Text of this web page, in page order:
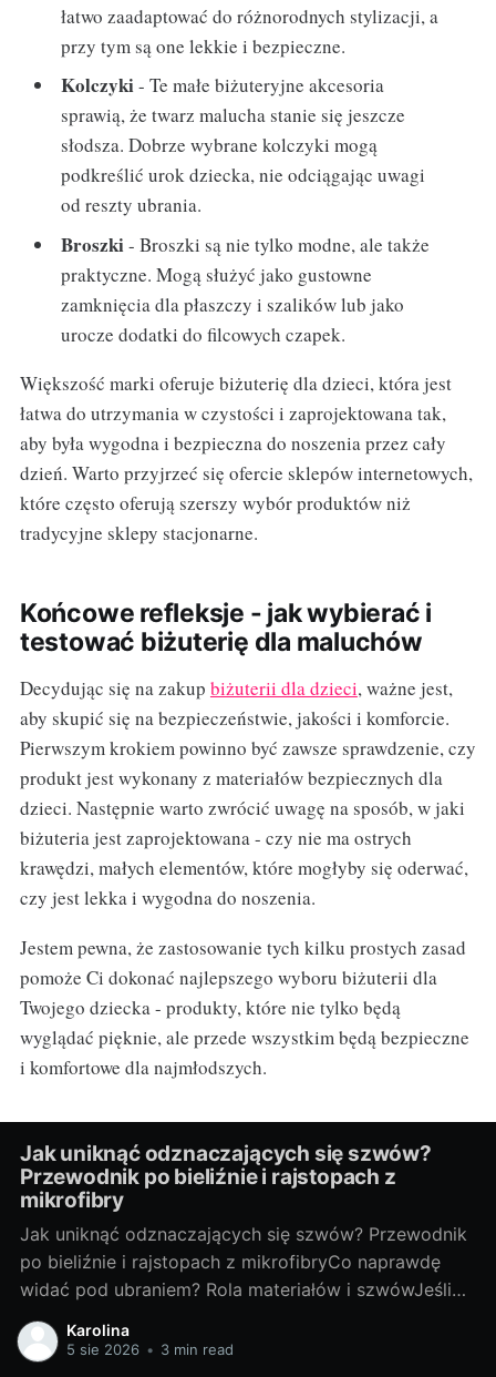
łatwo zaadaptować do różnorodnych stylizacji, a
przy tym są one lekkie i bezpieczne.
Kolczyki- Te małe biżuteryjne akcesoria
sprawią, że twarz malucha stanie się jeszcze
słodsza. Dobrze wybrane kolczyki mogą
podkreślić urok dziecka, nie odciągając uwagi
od reszty ubrania.
Broszki- Broszki są nie tylko modne, ale także
praktyczne. Mogą służyć jako gustowne
zamknięcia dla płaszczy i szalików lub jako
urocze dodatki do filcowych czapek.
Większość marki oferuje biżuterię dla dzieci, która jest
łatwa do utrzymania w czystości i zaprojektowana tak,
aby była wygodna i bezpieczna do noszenia przez cały
dzień. Warto przyjrzeć się ofercie sklepów internetowych,
które często oferują szerszy wybór produktów niż
tradycyjne sklepy stacjonarne.
Końcowe refleksje - jak wybierać i
testować biżuterię dla maluchów
Decydując się na zakup biżuterii dla dzieci, ważne jest,
aby skupić się na bezpieczeństwie, jakości i komforcie.
Pierwszym krokiem powinno być zawsze sprawdzenie, czy
produkt jest wykonany z materiałów bezpiecznych dla
dzieci. Następnie warto zwrócić uwagę na sposób, w jaki
biżuteria jest zaprojektowana - czy nie ma ostrych
krawędzi, małych elementów, które mogłyby się oderwać,
czy jest lekka i wygodna do noszenia.
Jestem pewna, że zastosowanie tych kilku prostych zasad
pomoże Ci dokonać najlepszego wyboru biżuterii dla
Twojego dziecka - produkty, które nie tylko będą
wyglądać pięknie, ale przede wszystkim będą bezpieczne
i komfortowe dla najmłodszych.
Jak uniknąć odznaczających się szwów?
Przewodnik po bieliźnie i rajstopach z
mikrofibry
Jak uniknąć odznaczających się szwów? Przewodnik
po bieliźnie i rajstopach z mikrofibryCo naprawdę
widać pod ubraniem? Rola materiałów i szwówJeśli
coś „odcina” się pod sukienką, winny rzadko jest
tylko jeden element. Na efekt pracują: grubość i
Karolina
5 sie 2026 • 3 min read